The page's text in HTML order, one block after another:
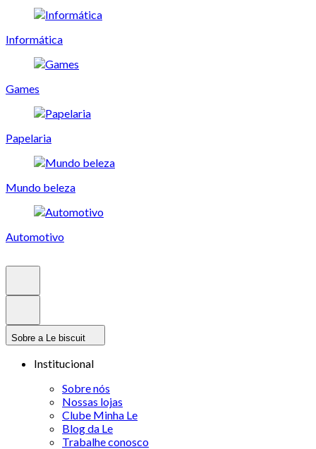
Informática
Games
Papelaria
Mundo beleza
Automotivo
Sobre a Le biscuit
Institucional
Sobre nós
Nossas lojas
Clube Minha Le
Blog da Le
Trabalhe conosco